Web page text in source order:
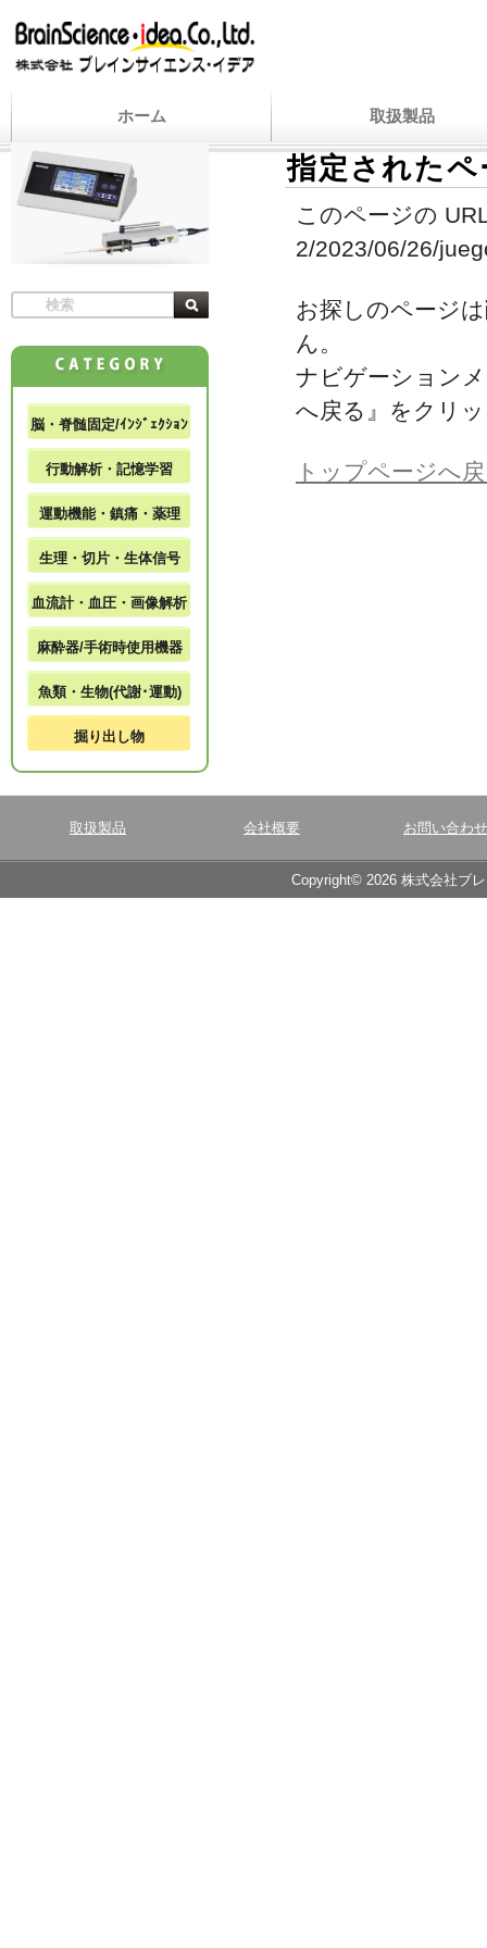
ホーム 取扱製品
指定された
このページの
2/2023/06/26/
お探しのページ
ん。
ナビゲーション
へ戻る』をクリ
トップページへ
脳・脊髄固定/ｲﾝｼﾞｪｸｼｮﾝ
行動解析・記憶学習
運動機能・鎮痛・薬理
生理・切片・生体信号
血流計・血圧・画像解析
麻酔器/手術時使用機器
魚類・生物(代謝･運動)
掘り出し物
取扱製品 会社概要 お問い合わせ
Copyright© 2026 株式会社ブ